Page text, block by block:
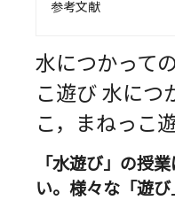
参考文献
水につかって
こ遊び 水につ
こ，まねっこ
「水遊び」の授
い。様々な「遊